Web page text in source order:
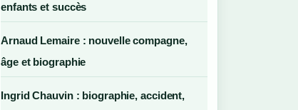
enfants et succès
Arnaud Lemaire : nouvelle compagne,
âge et biographie
Ingrid Chauvin : biographie, accident,